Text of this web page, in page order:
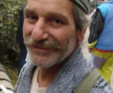
2020 - ČLÁNEK Z